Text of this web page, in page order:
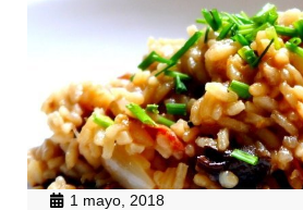
1 mayo, 2018